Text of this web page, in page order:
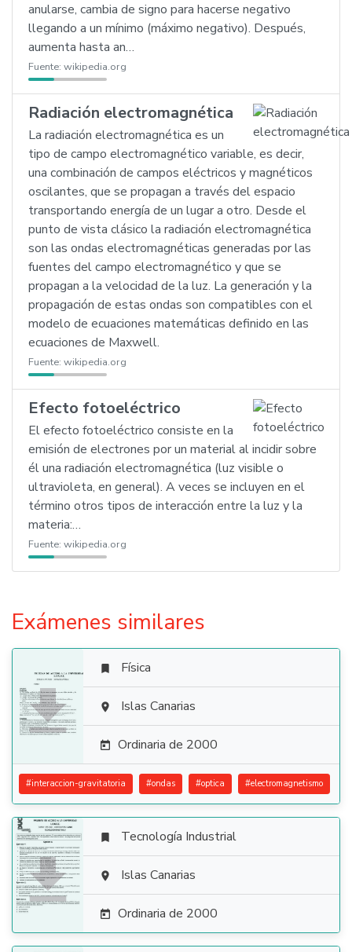
anularse, cambia de signo para hacerse negativo
llegando a un mínimo (máximo negativo). Después,
aumenta hasta an…
Fuente: wikipedia.org
Radiación electromagnética
La radiación electromagnética es un
tipo de campo electromagnético variable, es decir,
una combinación de campos eléctricos y magnéticos
oscilantes, que se propagan a través del espacio
transportando energía de un lugar a otro. Desde el
punto de vista clásico la radiación electromagnética
son las ondas electromagnéticas generadas por las
fuentes del campo electromagnético y que se
propagan a la velocidad de la luz. La generación y la
propagación de estas ondas son compatibles con el
modelo de ecuaciones matemáticas definido en las
ecuaciones de Maxwell.
Fuente: wikipedia.org
Efecto fotoeléctrico
El efecto fotoeléctrico consiste en la
emisión de electrones por un material al incidir sobre
él una radiación electromagnética (luz visible o
ultravioleta, en general). A veces se incluyen en el
término otros tipos de interacción entre la luz y la
materia:…
Fuente: wikipedia.org
Exámenes similares

 Física
 Islas Canarias
 Ordinaria de 2000
#interaccion-gravitatoria #ondas #optica #electromagnetismo

 Tecnología Industrial
 Islas Canarias
 Ordinaria de 2000